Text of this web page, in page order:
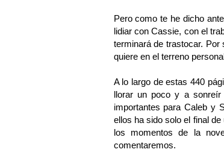
Pero como te he dicho
lidiar con Cassie, con el
terminará de trastocar.
quiere en el terreno
A lo largo de estas 440
llorar un poco y a
importantes para Caleb y
ellos ha sido solo el final
los momentos de la
comentaremos.